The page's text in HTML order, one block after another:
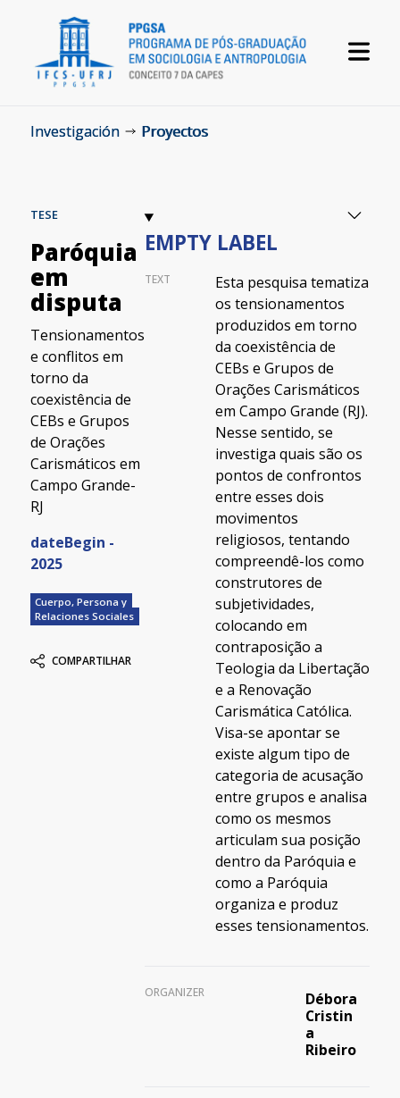
Investigación Proyectos
TESE
Paróquia
em
disputa
Tensionamentos
e conflitos em
torno da
coexistência de
CEBs e Grupos
de Orações
Carismáticos em
Campo Grande-
RJ
dateBegin -
2025
Cuerpo, Persona y
Relaciones Sociales
COMPARTILHAR
EMPTY LABEL
TEXT
Esta pesquisa tematiza
os tensionamentos
produzidos em torno
da coexistência de
CEBs e Grupos de
Orações Carismáticos
em Campo Grande (RJ).
Nesse sentido, se
investiga quais são os
pontos de confrontos
entre esses dois
movimentos
religiosos, tentando
compreendê-los como
construtores de
subjetividades,
colocando em
contraposição a
Teologia da Libertação
e a Renovação
Carismática Católica.
Visa-se apontar se
existe algum tipo de
categoria de acusação
entre grupos e analisa
como os mesmos
articulam sua posição
dentro da Paróquia e
como a Paróquia
organiza e produz
esses tensionamentos.
ORGANIZER
Débora
Cristin
a
Ribeiro